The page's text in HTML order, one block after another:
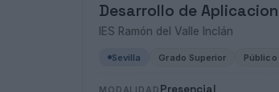
Desarrollo de
IES Ramón del Valle Inclán
Sevilla Grado Superior Público
Presencial